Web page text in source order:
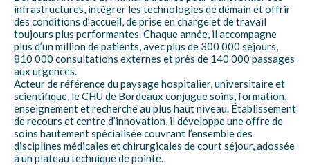
infrastructures, intégrer les technologies de demain et offrir
des conditions d’accueil, de prise en charge et de travail
toujours plus performantes. Chaque année, il accompagne
plus d’un million de patients, avec plus de 300 000 séjours,
810 000 consultations externes et près de 140 000 passages
aux urgences.
Acteur de référence du paysage hospitalier, universitaire et
scientifique, le CHU de Bordeaux conjugue soins, formation,
enseignement et recherche au plus haut niveau. Établissement
de recours et centre d’innovation, il développe une offre de
soins hautement spécialisée couvrant l’ensemble des
disciplines médicales et chirurgicales de court séjour, adossée
à un plateau technique de pointe.